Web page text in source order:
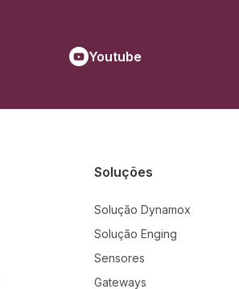
Youtube
Soluções
Solução Dynamox
Solução Enging
Sensores
Gateways